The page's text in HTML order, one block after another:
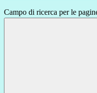
Campo di ricerca per le